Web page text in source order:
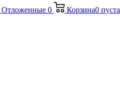
Отложенные 0 Корзина0 пуста